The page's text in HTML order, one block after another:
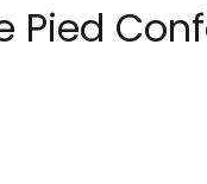
Pied